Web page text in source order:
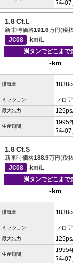
7年07
1.8 Ct.L
新車時価格191.6万円(税
JC08
-km/L
満タンでどこまで
-km
排気量
ミッション フロ
最大出力
生産期間
1995
7年07
1.8 Ct.S
新車時価格188.9万円(税
JC08
-km/L
満タンでどこまで
-km
排気量
ミッション フロ
最大出力
生産期間
1995
7年07